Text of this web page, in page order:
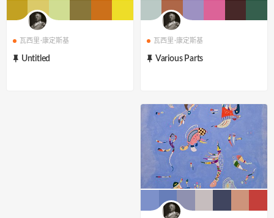
瓦西里·康定斯基
Untitled
瓦西里·康定斯基
Various Parts